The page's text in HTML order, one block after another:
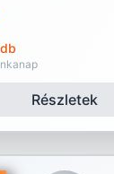
Részletek